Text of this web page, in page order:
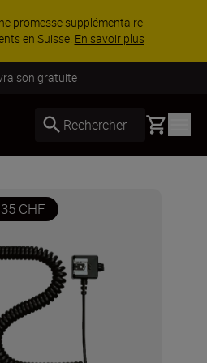
promesse supplémentaire
en Suisse. En savoir plus
gratuite
Rechercher Basket
CHF